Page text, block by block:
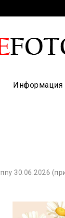
Информация
30.06.2026